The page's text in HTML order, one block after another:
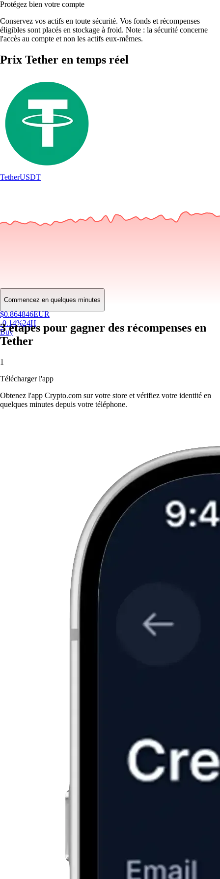
Protégez bien votre compte
Conservez vos actifs en toute sécurité. Vos fonds et récompenses
éligibles sont placés en stockage à froid. Note : la sécurité concerne
l'accès au compte et non les actifs eux-mêmes.
Prix Tether en temps réel
TetherUSDT
$0.864846EUR
-0.14%24H
Buy
Commencez en quelques minutes
3 étapes pour gagner des récompenses en
Tether
1
Télécharger l'app
Obtenez l'app Crypto.com sur votre store et vérifiez votre identité en
quelques minutes depuis votre téléphone.